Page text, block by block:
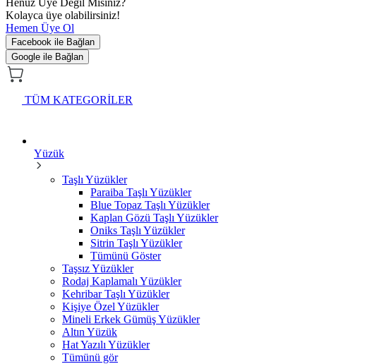
Henüz Üye Değil Misiniz?
Kolayca üye olabilirsiniz!
Hemen Üye Ol
Facebook ile Bağlan
Google ile Bağlan
TÜM KATEGORİLER
Yüzük
Taşlı Yüzükler
Paraiba Taşlı Yüzükler
Blue Topaz Taşlı Yüzükler
Kaplan Gözü Taşlı Yüzükler
Oniks Taşlı Yüzükler
Sitrin Taşlı Yüzükler
Tümünü Göster
Taşsız Yüzükler
Rodaj Kaplamalı Yüzükler
Kehribar Taşlı Yüzükler
Kişiye Özel Yüzükler
Mineli Erkek Gümüş Yüzükler
Altın Yüzük
Hat Yazılı Yüzükler
Tümünü gör